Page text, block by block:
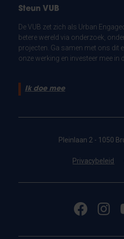
Steun VUB
De VUB zet zich als Urban
betere wereld via onderzoek,
projecten. Ga samen met ons dit
onze werking en investeer mee in
Ik doe mee
Pleinlaan 2 - 1050
Privacybeleid